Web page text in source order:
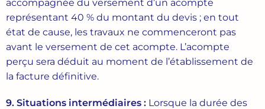
accompagnée du versement d’un acompte
représentant 40 % du montant du devis ; en tout
état de cause, les travaux ne commenceront pas
avant le versement de cet acompte. L’acompte
perçu sera déduit au moment de l’établissement de
la facture définitive.
9. Situations intermédiaires : Lorsque la durée des